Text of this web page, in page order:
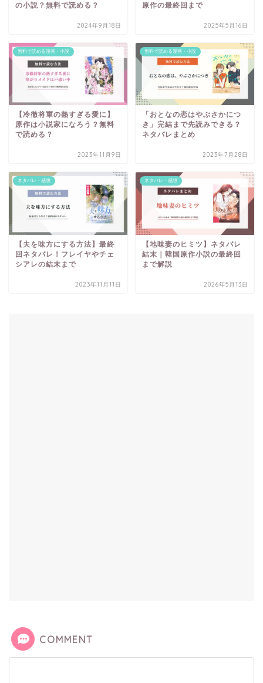
の小説？無料で読める？
2024年9月18日
原作の最終回まで
2025年5月16日
無料で読める漫画・小説
【冷徹将軍の熱すぎる愛に】
原作は小説家になろう？無料
で読める？
2023年11月9日
無料で読める漫画・小説
「おとなの恋はやぶさかにつ
き」完結まで先読みできる？
ネタバレまとめ
2023年7月28日
ネタバレ・感想
【夫を味方にする方法】最終
回ネタバレ！フレイヤやチェ
シアレの結末まで
2023年11月11日
ネタバレ・感想
【地味妻のヒミツ】ネタバレ
結末｜韓国原作小説の最終回
まで解説
2026年5月13日
COMMENT